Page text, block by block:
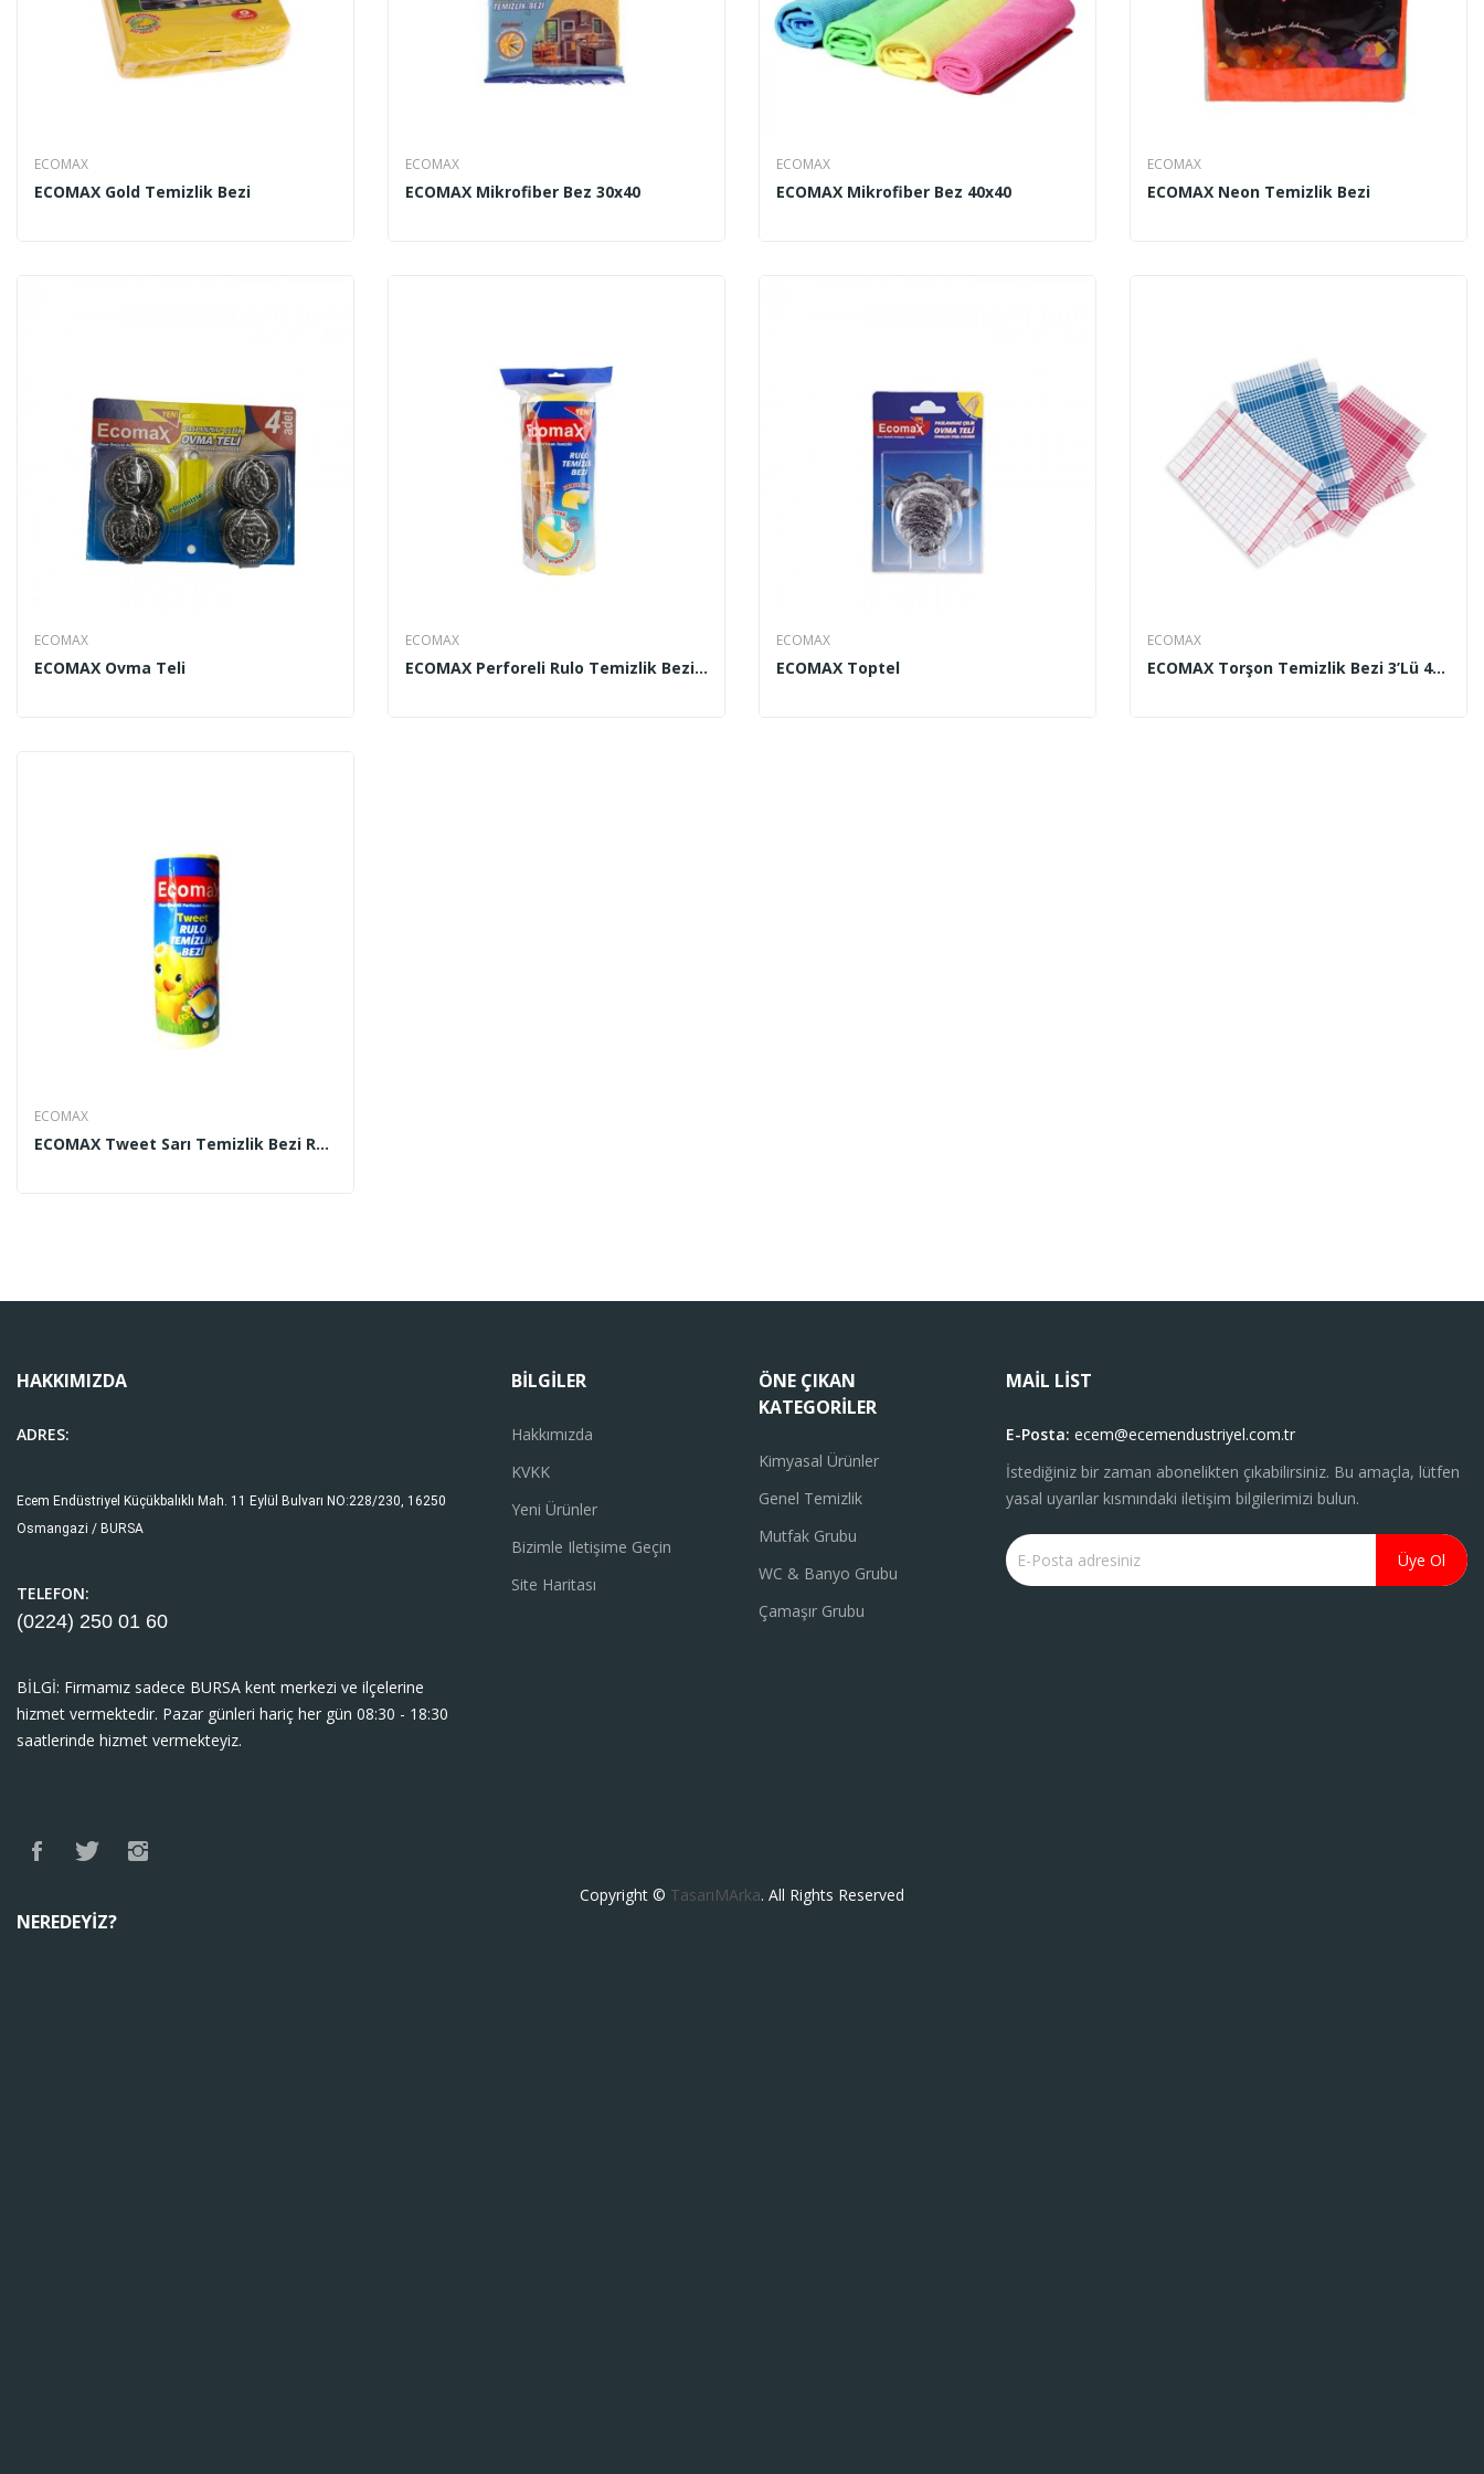
ECOMAX
ECOMAX Gold Temizlik Bezi
ECOMAX
ECOMAX Mikrofiber Bez 30x40
ECOMAX
ECOMAX Mikrofiber Bez 40x40
ECOMAX
ECOMAX Neon Temizlik Bezi
ECOMAX
ECOMAX Ovma Teli
ECOMAX
ECOMAX Perforeli Rulo Temizlik Bezi 45x10 M
ECOMAX
ECOMAX Toptel
ECOMAX
ECOMAX Torşon Temizlik Bezi 3’lü 40x40
ECOMAX
ECOMAX Tweet Sarı Temizlik Bezi Rulo 3 Mt
HAKKIMIZDA
ADRES:
Ecem Endüstriyel Küçükbalıklı Mah. 11 Eylül Bulvarı NO:228/230, 16250
Osmangazi / BURSA
TELEFON:
(0224) 250 01 60
BİLGİ: Firmamız sadece BURSA kent merkezi ve ilçelerine
hizmet vermektedir. Pazar günleri hariç her gün 08:30 - 18:30
saatlerinde hizmet vermekteyiz.
BILGILER
Hakkımızda
KVKK
Yeni Ürünler
Bizimle Iletişime Geçin
Site Haritası
ÖNE ÇIKAN
KATEGORILER
Kimyasal Ürünler
Genel Temizlik
Mutfak Grubu
WC & Banyo Grubu
Çamaşır Grubu
MAIL LIST
E-Posta: ecem@ecemendustriyel.com.tr
İstediğiniz bir zaman abonelikten çıkabilirsiniz. Bu amaçla, lütfen
yasal uyarılar kısmındaki iletişim bilgilerimizi bulun.
Copyright © TasarıMArka. All Rights Reserved
NEREDEYIZ?